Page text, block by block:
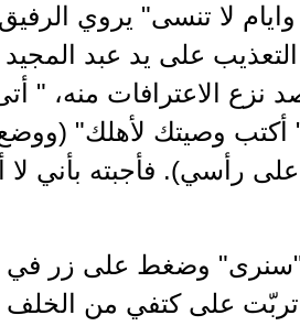
لا تنسى" يروي
من التعذيب على يد عبد
أكتب وصيتك لأهلك"
رأسي). فأجبته بأني
"سنرى" وضغط على زر في
على كتفي من الخلف